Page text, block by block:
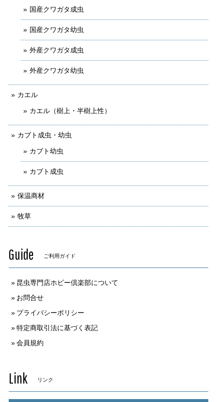
国産クワガタ成虫
国産クワガタ幼虫
外産クワガタ成虫
外産クワガタ幼虫
カエル
カエル（樹上・半樹上性）
カブト成虫・幼虫
カブト幼虫
カブト成虫
保温商材
牧草
Guide ご利用ガイド
昆虫専門店ホビー倶楽部について
お問合せ
プライバシーポリシー
特定商取引法に基づく表記
会員規約
Link リンク